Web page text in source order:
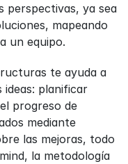
perspectivas, ya sea
mapeando
un equipo.
te ayuda a
planificar
progreso de
mediante
las mejoras, todo
la metodología